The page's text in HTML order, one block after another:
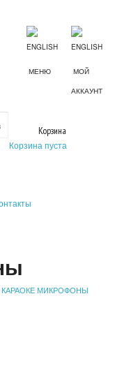
МЕНЮ
МОЙ
АККАУНТ
Корзина
Корзина пуста
КАРАОКЕ МИКРОФОНЫ